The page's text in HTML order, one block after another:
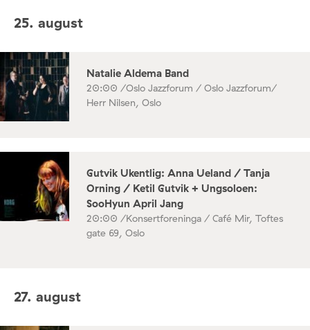
25. august
Natalie Aldema Band
20:00 /Oslo Jazzforum / Oslo Jazzforum/
Herr Nilsen, Oslo
Gutvik Ukentlig: Anna Ueland / Tanja
Orning / Ketil Gutvik + Ungsoloen:
SooHyun April Jang
20:00 /Konsertforeninga / Café Mir, Toftes
gate 69, Oslo
27. august